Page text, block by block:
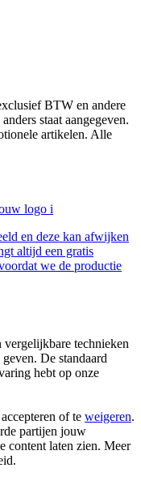
BTW en andere
staat aangegeven.
artikelen. Alle
logo i
en deze kan afwijken
altijd een gratis
we de productie
technieken
De standaard
hebt op onze
of te weigeren.
partijen jouw
content laten zien. Meer